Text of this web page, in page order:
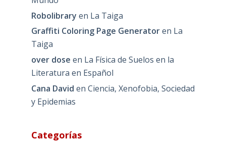
Robolibrary en La Taiga
Graffiti Coloring Page Generatoren La
Taiga
over dose en La Física de Suelos en la
Literatura en Español
Cana David en Ciencia, Xenofobia, Sociedad
y Epidemias
Categorías